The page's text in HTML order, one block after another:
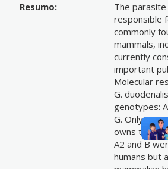
Resumo:
The parasite
responsible
commonly
mammals,
currently
important
Molecular
G.
genotypes:
G. Only
owns the
A2 and B
humans but